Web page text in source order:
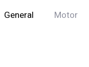
General Motor